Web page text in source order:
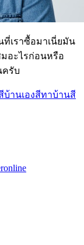
ที่เราซื้อมาเนี่ยมัน
มอะไรก่อนหรือ
ครับ
บ้านเองสีทาบ้านสี